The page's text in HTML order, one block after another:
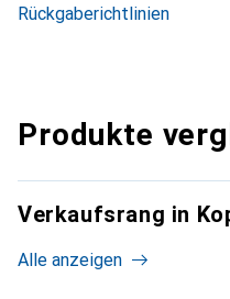
Rückgaberichtlinien
Produkte
Verkaufsrang in
Alle anzeigen